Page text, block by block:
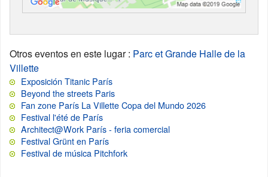
Otros eventos en este lugar: Parc et Grande Halle de la
Villette
Exposición Titanic París
Beyond the streets Paris
Fan zone París La Villette Copa del Mundo 2026
Festival l'été de París
Architect@Work París - feria comercial
Festival Grünt en París
Festival de música Pitchfork